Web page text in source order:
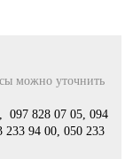
можно уточнить
097 828 07 05, 094
233 94 00, 050 233